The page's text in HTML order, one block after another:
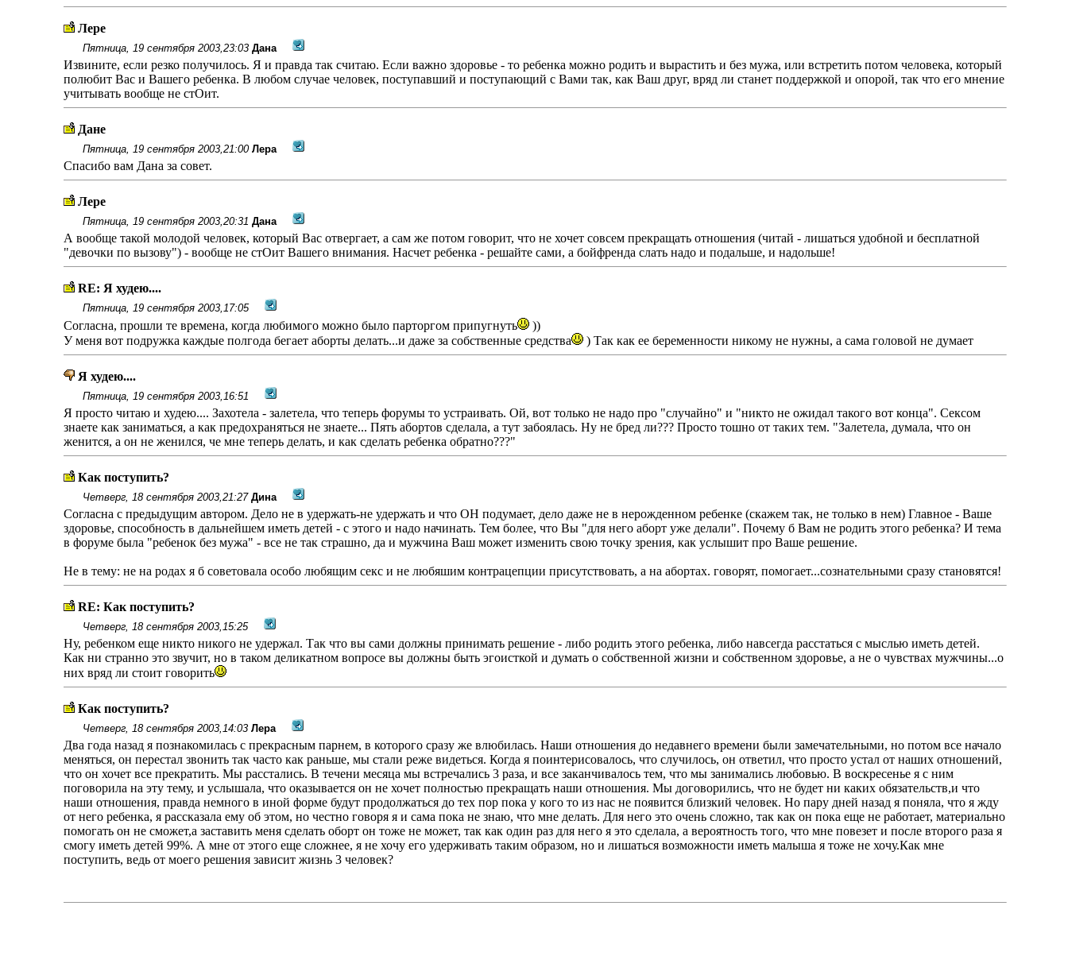
Лере
Пятница, 19 сентября 2003,23:03 Дана
Извините, если резко получилось. Я и правда так считаю. Если важно здоровье - то ребенка можно родить и вырастить и без мужа, или встретить потом человека, который
полюбит Вас и Вашего ребенка. В любом случае человек, поступавший и поступающий с Вами так, как Ваш друг, вряд ли станет поддержкой и опорой, так что его мнение
учитывать вообще не стОит.
Дане
Пятница, 19 сентября 2003,21:00 Лера
Спасибо вам Дана за совет.
Лере
Пятница, 19 сентября 2003,20:31 Дана
А вообще такой молодой человек, который Вас отвергает, а сам же потом говорит, что не хочет совсем прекращать отношения (читай - лишаться удобной и бесплатной
"девочки по вызову") - вообще не стОит Вашего внимания. Насчет ребенка - решайте сами, а бойфренда слать надо и подальше, и надольше!
RE: Я худею....
Пятница, 19 сентября 2003,17:05
Согласна, прошли те времена, когда любимого можно было парторгом припугнуть
))
У меня вот подружка каждые полгода бегает аборты делать...и даже за собственные средства
) Так как ее беременности никому не нужны, а сама головой не думает
Я худею....
Пятница, 19 сентября 2003,16:51
Я просто читаю и худею.... Захотела - залетела, что теперь форумы то устраивать. Ой, вот только не надо про "случайно" и "никто не ожидал такого вот конца". Сексом
знаете как заниматься, а как предохраняться не знаете... Пять абортов сделала, а тут забоялась. Ну не бред ли??? Просто тошно от таких тем. "Залетела, думала, что он
женится, а он не женился, че мне теперь делать, и как сделать ребенка обратно???"
Как поступить?
Четверг, 18 сентября 2003,21:27 Дина
Согласна с предыдущим автором. Дело не в удержать-не удержать и что ОН подумает, дело даже не в нерожденном ребенке (скажем так, не только в нем) Главное - Ваше
здоровье, способность в дальнейшем иметь детей - с этого и надо начинать. Тем более, что Вы "для него аборт уже делали". Почему б Вам не родить этого ребенка? И тема
в форуме была "ребенок без мужа" - все не так страшно, да и мужчина Ваш может изменить свою точку зрения, как услышит про Ваше решение.
Не в тему: не на родах я б советовала особо любящим секс и не любяшим контрацепции присутствовать, а на абортах. говорят, помогает...сознательными сразу становятся!
RE: Как поступить?
Четверг, 18 сентября 2003,15:25
Ну, ребенком еще никто никого не удержал. Так что вы сами должны принимать решение - либо родить этого ребенка, либо навсегда расстаться с мыслью иметь детей.
Как ни странно это звучит, но в таком деликатном вопросе вы должны быть эгоисткой и думать о собственной жизни и собственном здоровье, а не о чувствах мужчины...о
них вряд ли стоит говорить
Как поступить?
Четверг, 18 сентября 2003,14:03 Лера
Два года назад я познакомилась с прекрасным парнем, в которого сразу же влюбилась. Наши отношения до недавнего времени были замечательными, но потом все начало
меняться, он перестал звонить так часто как раньше, мы стали реже видеться. Когда я поинтерисовалось, что случилось, он ответил, что просто устал от наших отношений,
что он хочет все прекратить. Мы расстались. В течени месяца мы встречались 3 раза, и все заканчивалось тем, что мы занимались любовью. В воскресенье я с ним
поговорила на эту тему, и услышала, что оказывается он не хочет полностью прекращать наши отношения. Мы договорились, что не будет ни каких обязательств,и что
наши отношения, правда немного в иной форме будут продолжаться до тех пор пока у кого то из нас не появится близкий человек. Но пару дней назад я поняла, что я жду
от него ребенка, я рассказала ему об этом, но честно говоря я и сама пока не знаю, что мне делать. Для него это очень сложно, так как он пока еще не работает, материально
помогать он не сможет,а заставить меня сделать оборт он тоже не может, так как один раз для него я это сделала, а вероятность того, что мне повезет и после второго раза я
смогу иметь детей 99%. А мне от этого еще сложнее, я не хочу его удерживать таким образом, но и лишаться возможности иметь малыша я тоже не хочу.Как мне
поступить, ведь от моего решения зависит жизнь 3 человек?